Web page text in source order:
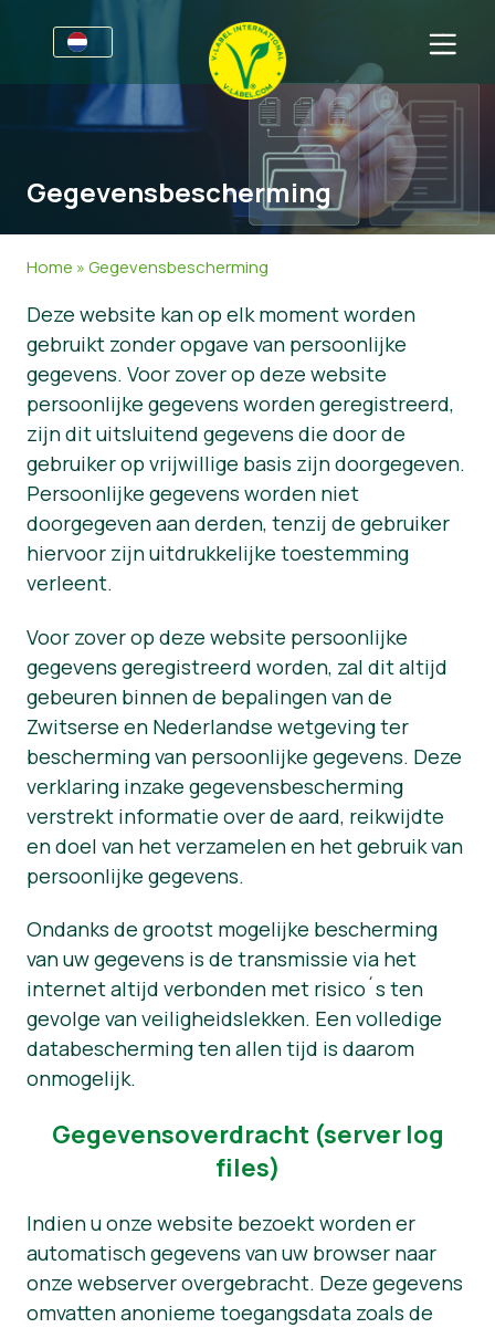
Voor bedrijven
Informatie voor producenten
V-Label Style Guide
Voordelen
Criteria van het V-Label
Resources
Vraag het V-Label aan
Algemene Informatie
Non-Food
FAQ
Gecertificeerde Producten
Over ons
Neem contact op.
Vraag het V-Label aan
Onterecht gebruik melden
Klantengedeelte
Nieuws
Persmateriaal
Gegevensbescherming
Home »Gegevensbescherming
Deze website kan op elk moment worden
gebruikt zonder opgave van persoonlijke
gegevens. Voor zover op deze website
persoonlijke gegevens worden geregistreerd,
zijn dit uitsluitend gegevens die door de
gebruiker op vrijwillige basis zijn doorgegeven.
Persoonlijke gegevens worden niet
doorgegeven aan derden, tenzij de gebruiker
hiervoor zijn uitdrukkelijke toestemming
verleent.
Voor zover op deze website persoonlijke
gegevens geregistreerd worden, zal dit altijd
gebeuren binnen de bepalingen van de
Zwitserse en Nederlandse wetgeving ter
bescherming van persoonlijke gegevens. Deze
verklaring inzake gegevensbescherming
verstrekt informatie over de aard, reikwijdte
en doel van het verzamelen en het gebruik van
persoonlijke gegevens.
Ondanks de grootst mogelijke bescherming
van uw gegevens is de transmissie via het
internet altijd verbonden met risico´s ten
gevolge van veiligheidslekken. Een volledige
databescherming ten allen tijd is daarom
onmogelijk.
Gegevensoverdracht (server log
files)
Indien u onze website bezoekt worden er
automatisch gegevens van uw browser naar
onze webserver overgebracht. Deze gegevens
omvatten anonieme toegangsdata zoals de